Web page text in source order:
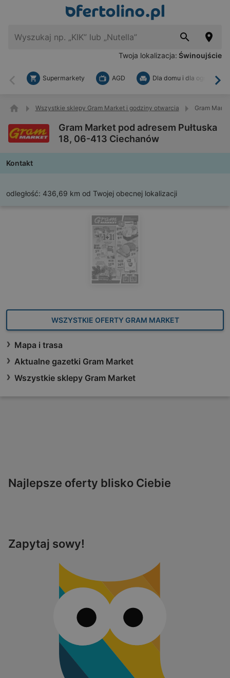
Twoja lokalizacja: Świnoujście
Wstecz
Supermarkety AGD Dla domu i dla ogrodu
Wszystkie sklepy Gram Market i godziny otwarcia Gram
Gram Market pod adresem Pułtuska
18, 06-413 Ciechanów
Kontakt
odległość: 436,69 km od Twojej obecnej lokalizacji
WSZYSTKIE OFERTY GRAM MARKET
Mapa i trasa
Aktualne gazetki Gram Market
Wszystkie sklepy Gram Market
Najlepsze oferty blisko Ciebie
Zapytaj sowy!